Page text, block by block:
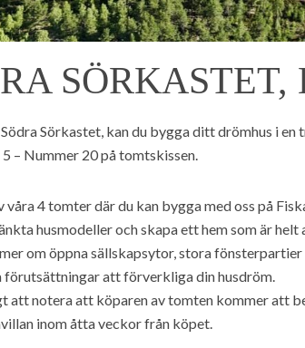
Sörkastet, kan du bygga ditt drömhus i en
– Nummer 20 på tomtskissen.
våra 4 tomter där du kan bygga med oss på
husmodeller och skapa ett hem som är
om öppna sällskapsytor, stora
förutsättningar att förverkliga din husdröm.
att notera att köparen av tomten kommer att
inom åtta veckor från köpet.